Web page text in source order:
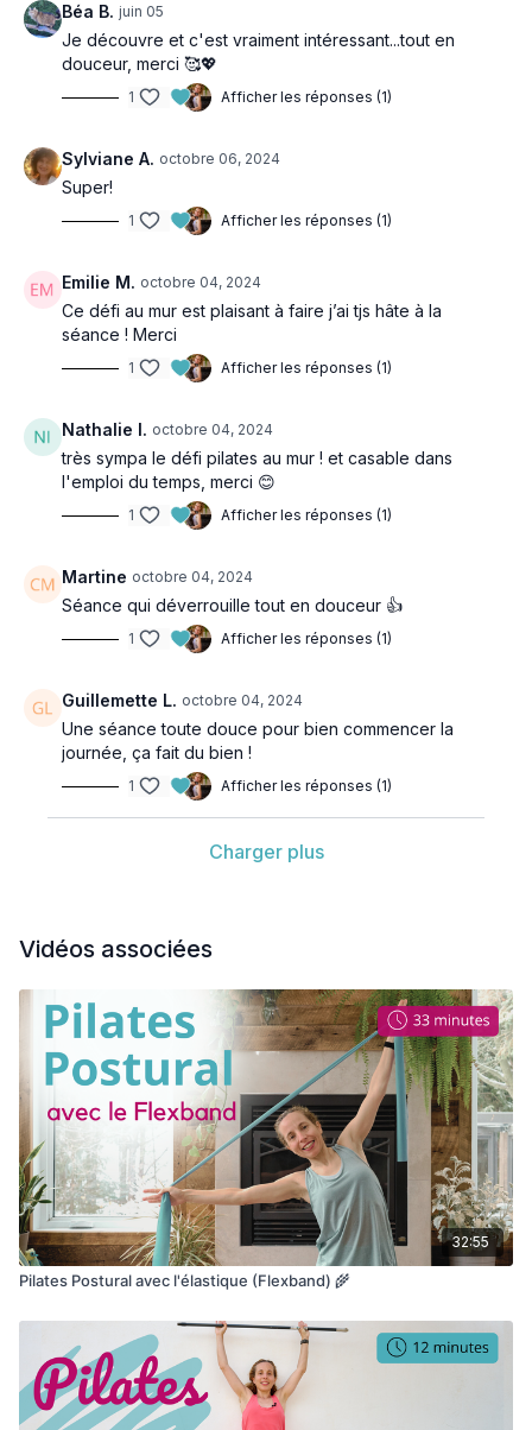
Béa B. juin 05
Je découvre et c'est vraiment intéressant...tout en
douceur, merci 🥰💖
1 Afficher les réponses (1)
Sylviane A. octobre 06, 2024
Super!
1 Afficher les réponses (1)
Emilie M. octobre 04, 2024
Ce défi au mur est plaisant à faire j’ai tjs hâte à la
séance ! Merci
1 Afficher les réponses (1)
Nathalie I. octobre 04, 2024
très sympa le défi pilates au mur ! et casable dans
l'emploi du temps, merci 😊
1 Afficher les réponses (1)
Martine octobre 04, 2024
Séance qui déverrouille tout en douceur 👍
1 Afficher les réponses (1)
Guillemette L. octobre 04, 2024
Une séance toute douce pour bien commencer la
journée, ça fait du bien !
1 Afficher les réponses (1)
Charger plus
Vidéos associées
32:55
Pilates Postural avec l'élastique (Flexband) 🌾